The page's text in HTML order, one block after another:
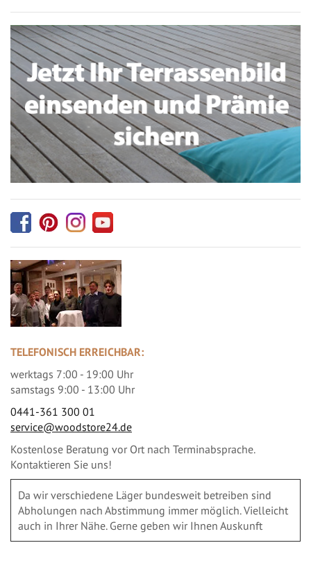
TELEFONISCH ERREICHBAR:
werktags 7:00 - 19:00 Uhr
samstags 9:00 - 13:00 Uhr
0441-361 300 01
service@woodstore24.de
Kostenlose Beratung vor Ort nach Terminabsprache.
Kontaktieren Sie uns!
Da wir verschiedene Läger bundesweit betreiben sind
Abholungen nach Abstimmung immer möglich. Vielleicht
auch in Ihrer Nähe. Gerne geben wir Ihnen Auskunft